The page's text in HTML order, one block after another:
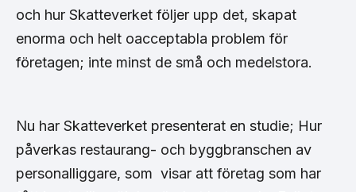
och hur Skatteverket följer upp det, skapat
enorma och helt oacceptabla problem för
företagen; inte minst de små och medelstora.
Nu har Skatteverket presenterat en studie; Hur
påverkas restaurang- och byggbranschen av
personalliggare, som visar att företag som har